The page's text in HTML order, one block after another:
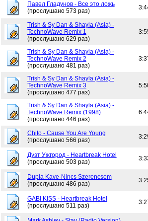
Павел Гладунов - Все это ложь
(прослушано 573 раз)
Trish & Sy Dan & Shayla (Asia) -
TechnoWave Remix 1
(прослушано 629 раз)
Trish & Sy Dan & Shayla (Asia) -
TechnoWave Remix 2
(прослушано 481 раз)
Trish & Sy Dan & Shayla (Asia) -
TechnoWave Remix 3
(прослушано 477 раз)
Trish & Sy Dan & Shayla (Asia) -
TechnoWave Remix (1998)
(прослушано 446 раз)
Chito - Cause You Are Young
(прослушано 566 раз)
Дуэт Ужгород - Heartbreak Hotel
(прослушано 503 раз)
Dupla Kave-Nincs Szerencsem
(прослушано 486 раз)
GABI KISS - Heartbreak Hotel
(прослушано 511 раз)